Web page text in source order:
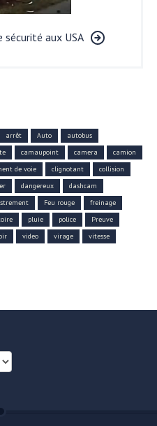
sécurité aux USA
arrêt Auto
autobus
camaupoint camera
camion
de voie clignotant
collision
dangereux
dashcam
Feu rouge
freinage
pluie police
Preuve
video virage
vitesse